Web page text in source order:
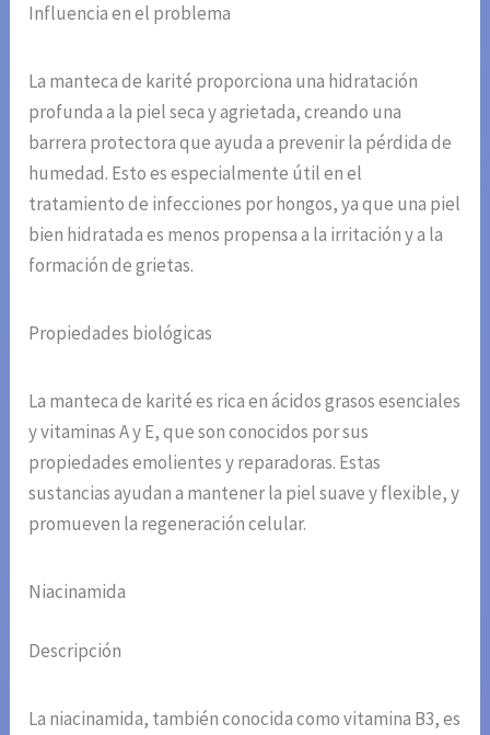
Influencia en el problema
La manteca de karité proporciona una hidratación
profunda a la piel seca y agrietada, creando una
barrera protectora que ayuda a prevenir la pérdida de
humedad. Esto es especialmente útil en el
tratamiento de infecciones por hongos, ya que una piel
bien hidratada es menos propensa a la irritación y a la
formación de grietas.
Propiedades biológicas
La manteca de karité es rica en ácidos grasos esenciales
y vitaminas A y E, que son conocidos por sus
propiedades emolientes y reparadoras. Estas
sustancias ayudan a mantener la piel suave y flexible, y
promueven la regeneración celular.
Niacinamida
Descripción
La niacinamida, también conocida como vitamina B3, es